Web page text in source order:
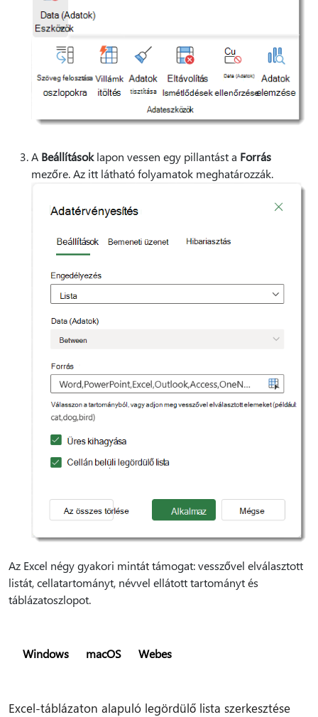
A Beállításoklapon vessen egy pillantást a Forrás
mezőre. Az itt látható folyamatok meghatározzák.
Az Excel négy gyakori mintát támogat: vesszővel elválasztott
listát, cellatartományt, névvel ellátott tartományt és
táblázatoszlopot.
Windows macOS Webes
Excel-táblázaton alapuló legördülő lista szerkesztése